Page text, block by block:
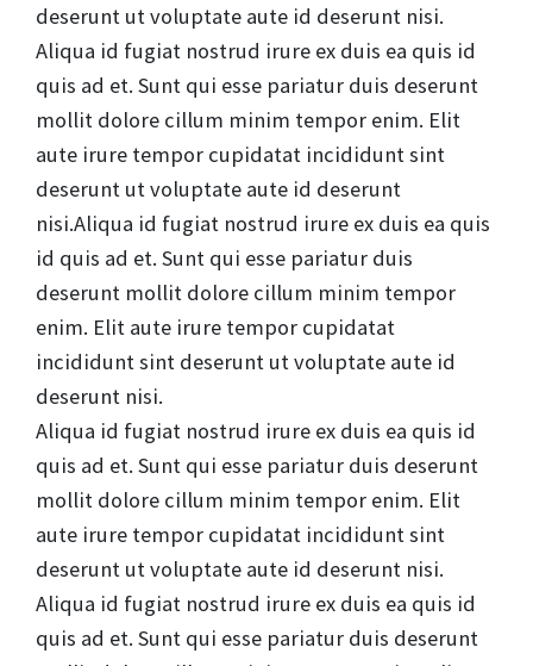
deserunt ut voluptate aute id deserunt nisi.
Aliqua id fugiat nostrud irure ex duis ea quis id
quis ad et. Sunt qui esse pariatur duis deserunt
mollit dolore cillum minim tempor enim. Elit
aute irure tempor cupidatat incididunt sint
deserunt ut voluptate aute id deserunt
nisi.Aliqua id fugiat nostrud irure ex duis ea quis
id quis ad et. Sunt qui esse pariatur duis
deserunt mollit dolore cillum minim tempor
enim. Elit aute irure tempor cupidatat
incididunt sint deserunt ut voluptate aute id
deserunt nisi.
Aliqua id fugiat nostrud irure ex duis ea quis id
quis ad et. Sunt qui esse pariatur duis deserunt
mollit dolore cillum minim tempor enim. Elit
aute irure tempor cupidatat incididunt sint
deserunt ut voluptate aute id deserunt nisi.
Aliqua id fugiat nostrud irure ex duis ea quis id
quis ad et. Sunt qui esse pariatur duis deserunt